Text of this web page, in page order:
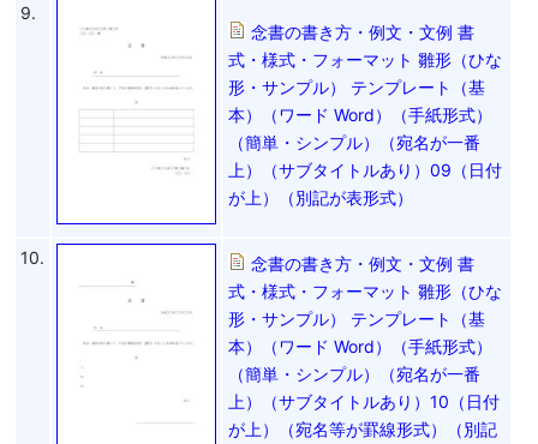
9.
念書の書き方・例文・文例 書
式・様式・フォーマット 雛形（ひな
形・サンプル） テンプレート（基
本）（ワード Word）（手紙形式）
（簡単・シンプル）（宛名が一番
上）（サブタイトルあり）09（日付
が上）（別記が表形式）
10.
念書の書き方・例文・文例 書
式・様式・フォーマット 雛形（ひな
形・サンプル） テンプレート（基
本）（ワード Word）（手紙形式）
（簡単・シンプル）（宛名が一番
上）（サブタイトルあり）10（日付
が上）（宛名等が罫線形式）（別記